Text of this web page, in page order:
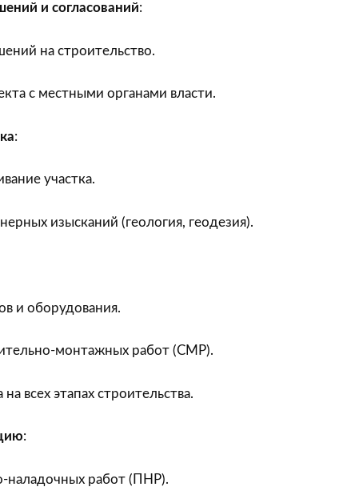
и согласований:
на строительство.
с местными органами власти.
:
участка.
изысканий (геология, геодезия).
и оборудования.
монтажных работ (СМР).
всех этапах строительства.
:
наладочных работ (ПНР).